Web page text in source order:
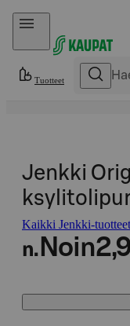
Hyppää sisältöön
Tuotteet
Jenkki
Kaikki Jenkki-tuotteet
n. Noin